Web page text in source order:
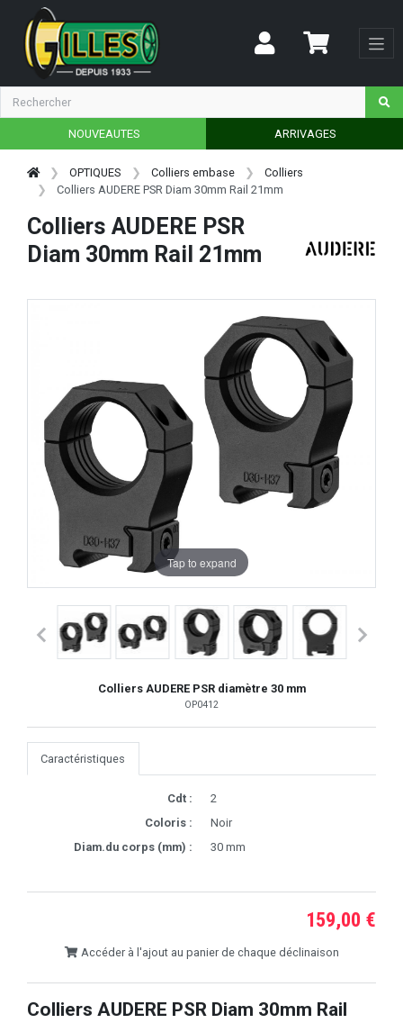
NOUVEAUTES ARRIVAGES
OPTIQUES Colliers embase
Colliers
Colliers AUDERE PSR Diam 30mm Rail 21mm
Colliers AUDERE PSR
Diam 30mm Rail 21mm
Tap to expand
Colliers AUDERE PSR diamètre 30 mm
OP0412
Caractéristiques
Cdt :
2
Coloris :
Noir
Diam.du corps (mm) :
30 mm
159,00 €
Accéder à l'ajout au panier de chaque déclinaison
Colliers AUDERE PSR Diam 30mm Rail